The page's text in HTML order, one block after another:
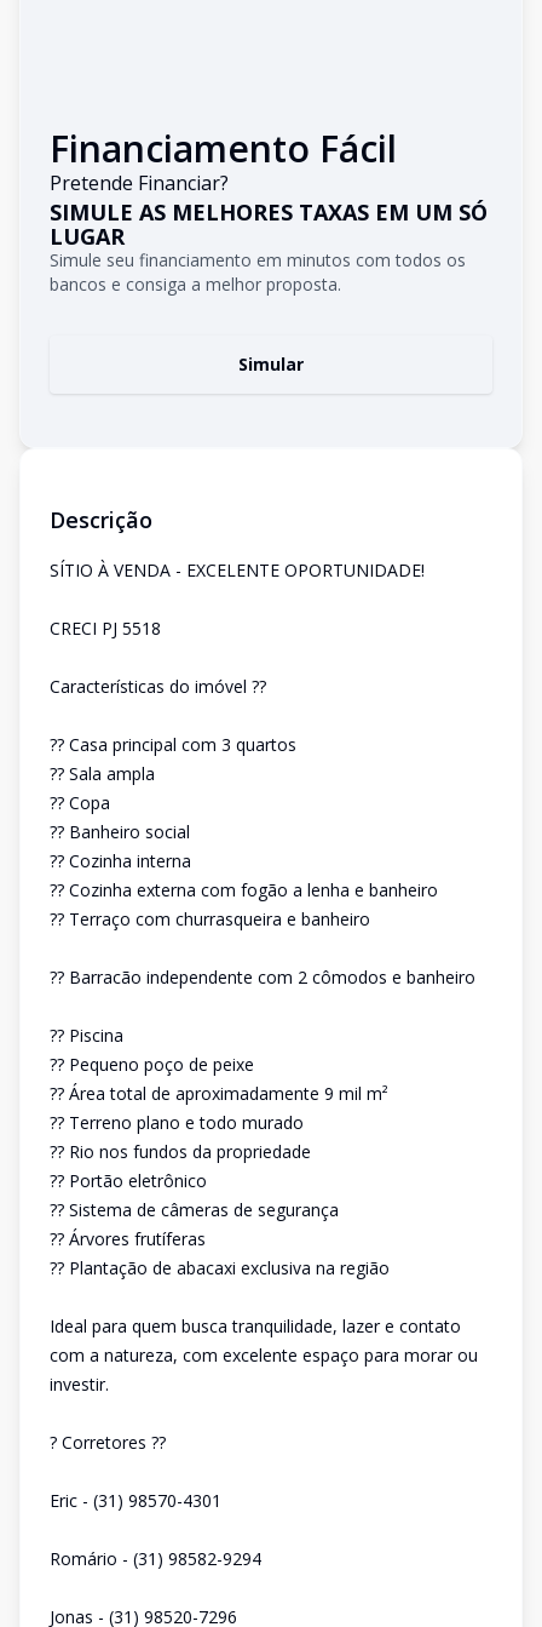
Financiamento Fácil
Pretende Financiar?
SIMULE AS MELHORES TAXAS EM UM SÓ
LUGAR
Simule seu financiamento em minutos com todos os
bancos e consiga a melhor proposta.
Simular
Descrição
SÍTIO À VENDA - EXCELENTE OPORTUNIDADE!
CRECI PJ 5518
Características do imóvel ??
?? Casa principal com 3 quartos
?? Sala ampla
?? Copa
?? Banheiro social
?? Cozinha interna
?? Cozinha externa com fogão a lenha e banheiro
?? Terraço com churrasqueira e banheiro
?? Barracão independente com 2 cômodos e banheiro
?? Piscina
?? Pequeno poço de peixe
?? Área total de aproximadamente 9 mil m²
?? Terreno plano e todo murado
?? Rio nos fundos da propriedade
?? Portão eletrônico
?? Sistema de câmeras de segurança
?? Árvores frutíferas
?? Plantação de abacaxi exclusiva na região
Ideal para quem busca tranquilidade, lazer e contato
com a natureza, com excelente espaço para morar ou
investir.
? Corretores ??
Eric - (31) 98570-4301
Romário - (31) 98582-9294
Jonas - (31) 98520-7296